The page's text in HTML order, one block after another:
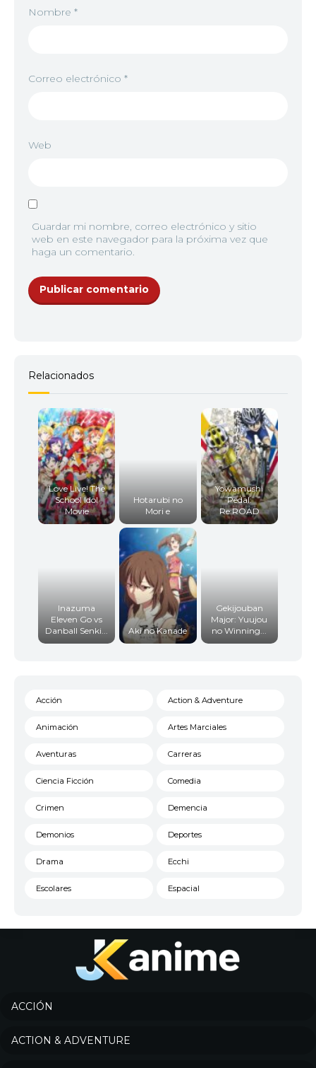
Nombre *
Correo electrónico *
Web
Guardar mi nombre, correo electrónico y sitio
web en este navegador para la próxima vez que
haga un comentario.
Relacionados
Love Live! The
School Idol
Movie
Hotarubi no
Mori e
Yowamushi
Pedal:
Re:ROAD
Inazuma
Eleven Go vs
Danball Senki...
Aki no Kanade
Gekijouban
Major: Yuujou
no Winning...
Acción Action & Adventure
Animación Artes Marciales
Aventuras Carreras
Ciencia Ficción Comedia
Crimen Demencia
Demonios Deportes
Drama Ecchi
Escolares Espacial
Historico
Josei
ACCIÓN
ACTION & ADVENTURE